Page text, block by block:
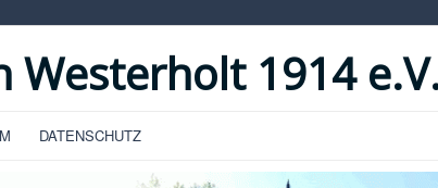
Westerholt 1914
DATENSCHUTZ